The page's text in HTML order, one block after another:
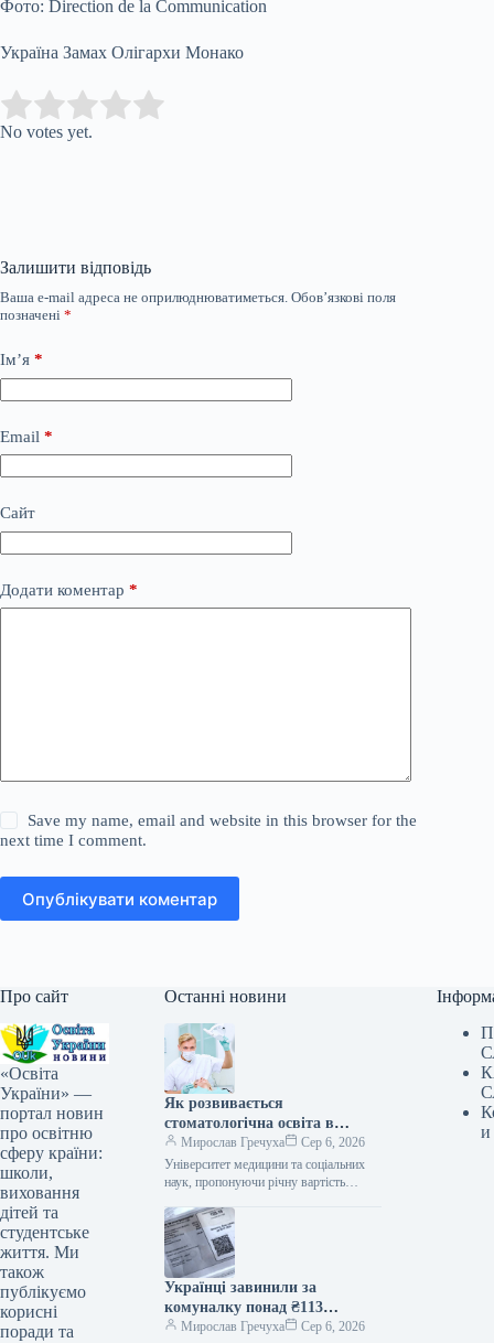
Фото: Direction de la Communication
Україна Замах Олігархи Монако
Rate this item:
No votes yet.
Залишити відповідь
Ваша e-mail адреса не оприлюднюватиметься. Обов’язкові поля
позначені *
Ім’я *
Email *
Сайт
Додати коментар *
Save my name, email and website in this browser for the
next time I comment.
Опублікувати коментар
Про сайт
«Освіта
України» —
портал новин
про освітню
сферу країни:
школи,
виховання
дітей та
студентське
життя. Ми
також
публікуємо
корисні
поради та
Останні новини
Як розвивається
стоматологічна освіта в
Україні: чи завжди вища
вартість означає вищу якість?
Мирослав Гречуха
Сер 6, 2026
Університет медицини та соціальних
наук, пропонуючи річну вартість
п’ятірки навчальних закладів з
найнижчою платою…
Українці завинили за
комуналку понад ₴113
мільярдів: скільки
Мирослав Гречуха
Сер 6, 2026
и